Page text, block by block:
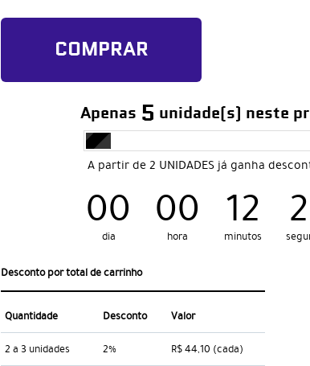
COMPRAR
Apenas 5 unidade(s) neste
A partir de 2 UNIDADES já ganha
00
dia 00
hora 12
minutos
Desconto por total de carrinho
Quantidade Desconto Valor
2 a 3 unidades 2% R$ 44,10 (cada)